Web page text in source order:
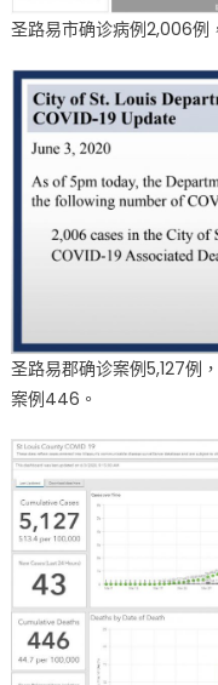
圣路易市确诊病例2,006例
圣路易郡确诊案例5,127例
案例446。